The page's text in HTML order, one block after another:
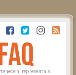
ni representa a